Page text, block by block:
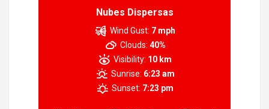
Nubes Dispersas
Wind Gust: 7 mph
Clouds: 40%
Visibility: 10 km
Sunrise: 6:23 am
Sunset: 7:23 pm